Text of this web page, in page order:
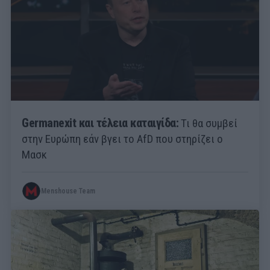
Germanexit και τέλεια καταιγίδα:Τι θα συμβεί
στην Ευρώπη εάν βγει το AfD που στηρίζει ο
Μασκ
Menshouse Team